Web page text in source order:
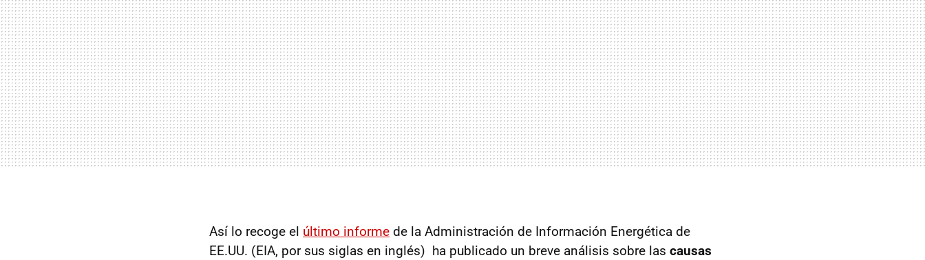
Así lo recoge el último informe de la Administración de Información Energética de
EE.UU. (EIA, por sus siglas en inglés) ha publicado un breve análisis sobre las causas